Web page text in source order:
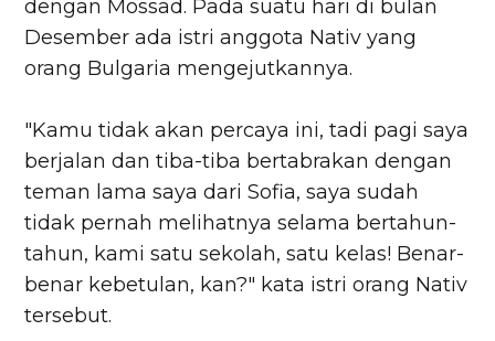
dengan Mossad. Pada suatu hari di bulan
Desember ada istri anggota Nativ yang
orang Bulgaria mengejutkannya.
"Kamu tidak akan percaya ini, tadi pagi saya
berjalan dan tiba-tiba bertabrakan dengan
teman lama saya dari Sofia, saya sudah
tidak pernah melihatnya selama bertahun-
tahun, kami satu sekolah, satu kelas! Benar-
benar kebetulan, kan?" kata istri orang Nativ
tersebut.